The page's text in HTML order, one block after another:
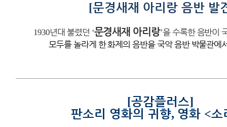
[문경새재 아리랑 음반 발
1930년대 불렸던 ‘문경새재 아리랑’을 수록한 음반이
모두를 놀라게 한 화제의 음반을 국악 음반 박물관에
[공감플러스]
판소리 영화의 귀향, 영화 <소